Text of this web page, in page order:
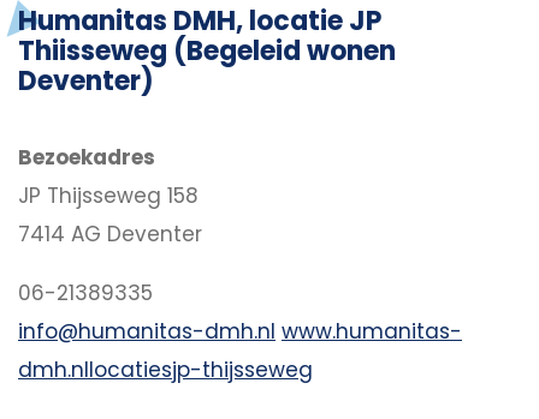
Humanitas DMH, locatie JP
Thiisseweg (Begeleid wonen
Deventer)
Bezoekadres
JP Thijsseweg 158
7414 AG Deventer
06-21389335
info@humanitas-dmh.nl www.humanitas-
dmh.nllocatiesjp-thijsseweg